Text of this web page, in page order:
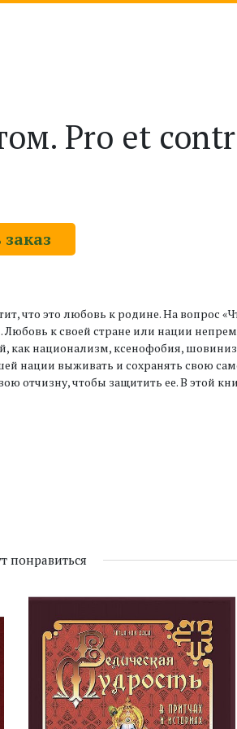
Pro et
что это любовь к родине. На вопрос
Любовь к своей стране или нации
как национализм, ксенофобия,
нации выживать и сохранять свою
отчизну, чтобы защитить ее. В этой
понравиться